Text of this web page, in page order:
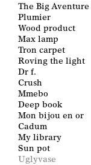
The Big Aventure
Plumier
Wood product
Max lamp
Tron carpet
Roving the light
Dr f.
Crush
Mmebo
Deep book
Mon bijou en or
Cadum
My library
Sun pot
Uglyvase